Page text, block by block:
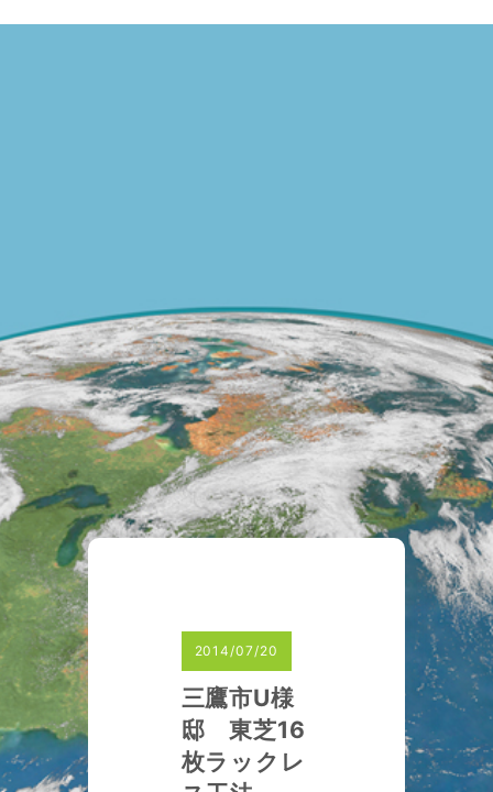
2014/07/20
三鷹市U様
邸 東芝16
枚ラックレ